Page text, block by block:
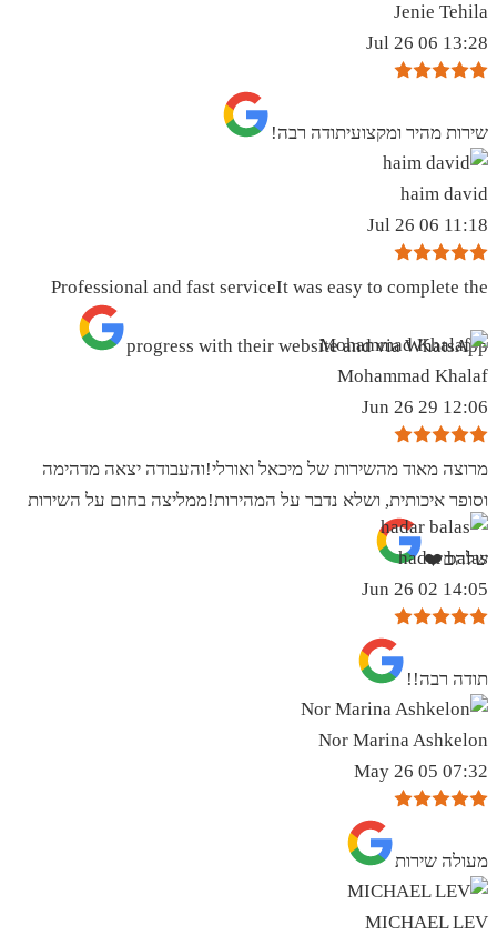
Jenie Tehila
13:28 06 Jul 26
שירות מהיר ומקצועיתודה רבה!
haim david
11:18 06 Jul 26
Professional and fast serviceIt was easy to complete the
progress with their website and via WhatsApp
Mohammad Khalaf
12:06 29 Jun 26
מרוצה מאוד מהשירות של מיכאל ואורלי!והעבודה יצאה מדהימה
וסופר איכותית, ושלא נדבר על המהירות!ממליצה בחום על השירות
שלהם❤️
hadar balas
14:05 02 Jun 26
תודה רבה!!
Nor Marina Ashkelon
07:32 05 May 26
מעולה שירות
MICHAEL LEV